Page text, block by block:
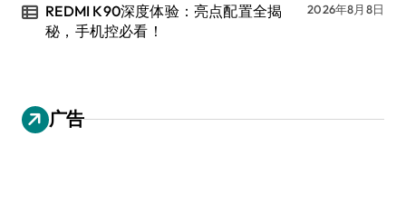
REDMI K90深度体验：亮点配置全揭
秘，手机控必看！
2026年8月8日
广告